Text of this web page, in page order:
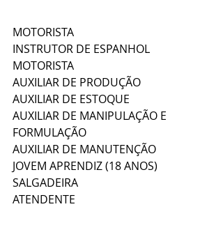
MOTORISTA
INSTRUTOR DE ESPANHOL
MOTORISTA
AUXILIAR DE PRODUÇÃO
AUXILIAR DE ESTOQUE
AUXILIAR DE MANIPULAÇÃO E
FORMULAÇÃO
AUXILIAR DE MANUTENÇÃO
JOVEM APRENDIZ (18 ANOS)
SALGADEIRA
ATENDENTE